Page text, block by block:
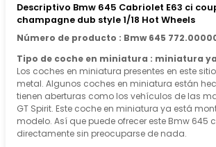
Descriptivo Bmw 645 Cabriolet E63 ci
champagne dub style 1/18 Hot Wheels
Número de producto : Bmw 645
Tipo de coche en miniatura : miniatura
Los coches en miniatura presentes en este
metal. Algunos coches en miniatura están
tienen aberturas como los vehículos de las
GT Spirit. Este coche en miniatura ya está
modelo. Así que puede ofrecer este Bmw 645
directamente sin preocuparse de nada.